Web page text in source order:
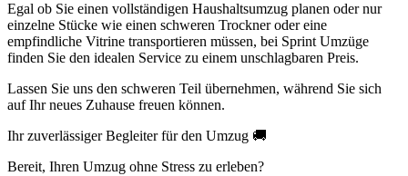
Egal ob Sie einen vollständigen Haushaltsumzug planen oder nur
einzelne Stücke wie einen schweren Trockner oder eine
empfindliche Vitrine transportieren müssen, bei Sprint Umzüge
finden Sie den idealen Service zu einem unschlagbaren Preis.
Lassen Sie uns den schweren Teil übernehmen, während Sie sich
auf Ihr neues Zuhause freuen können.
Ihr zuverlässiger Begleiter für den Umzug 🚚
Bereit, Ihren Umzug ohne Stress zu erleben?